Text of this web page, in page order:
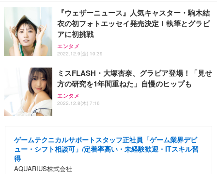
『ウェザーニュース』人気キャスター・駒木結
衣の初フォトエッセイ発売決定！執筆とグラビ
アに初挑戦
エンタメ
2022.12.9(金) 10:39
ミスFLASH・大塚杏奈、グラビア登場！「見せ
方の研究を1年間重ねた」自慢のヒップも
エンタメ
2022.12.8(木) 7:16
ゲームテクニカルサポートスタッフ正社員「ゲーム業界デビ
ュー・シフト相談可」/定着率高い・未経験歓迎・ITスキル習
得
AQUARIUS株式会社